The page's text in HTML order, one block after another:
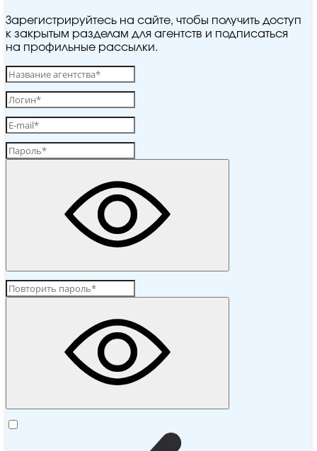
Зарегистрируйтесь на сайте, чтобы получить доступ
к закрытым разделам для агентств и подписаться
на профильные рассылки.